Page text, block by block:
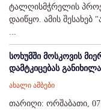
ტალღისმჭრელის
დაიწყო. ამის შესახებ
...
სოხუმში მოსკოვის
დამტკიცებას
ახალი ამბები
თარიღი: ორშაბათი, 07